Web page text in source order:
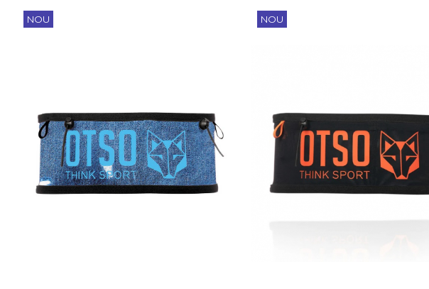
NOU NOU